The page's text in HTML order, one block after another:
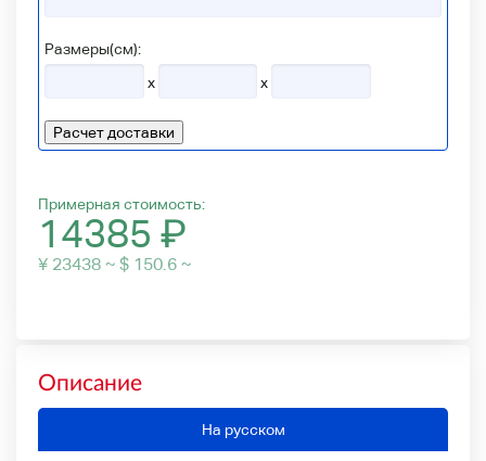
Размеры(см):
x
x
Расчет доставки
Примерная стоимость:
14385 ₽
¥ 23438 ~ $ 150.6 ~
Описание
На русском